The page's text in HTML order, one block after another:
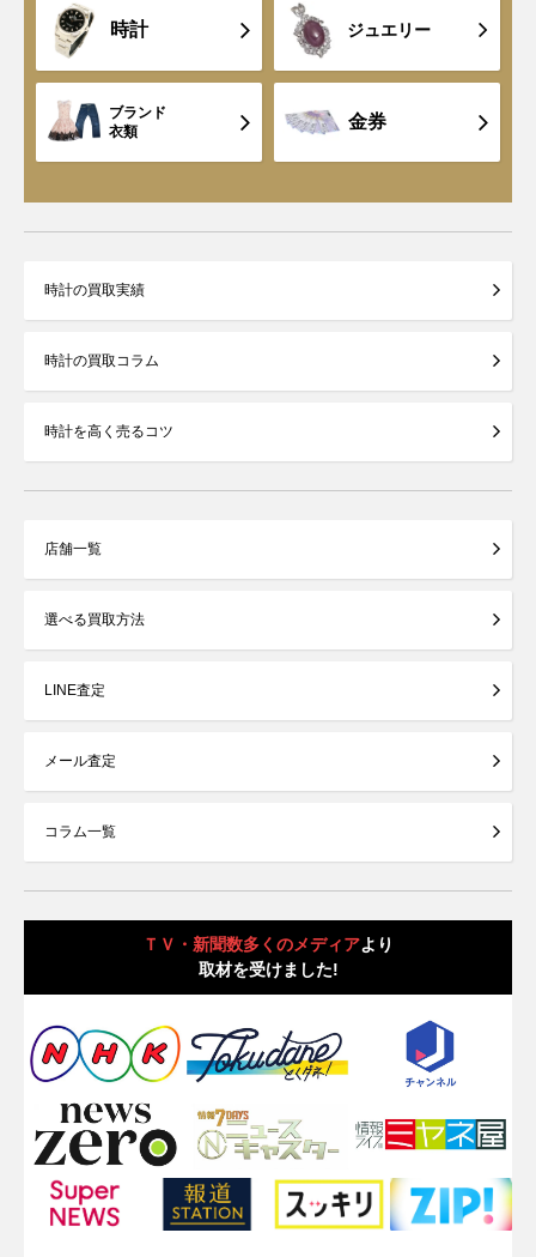
時計 ジュエリー
ブランド
衣類
金券
時計の買取実績
時計の買取コラム
時計を高く売るコツ
店舗一覧
選べる買取方法
LINE査定
メール査定
コラム一覧
ＴＶ・新聞数多くのメディアより
取材を受けました!